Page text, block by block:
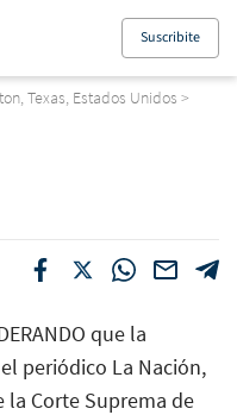
Suscribite
Texas, Estados Unidos >
que la
periódico La Nación,
la Corte Suprema de